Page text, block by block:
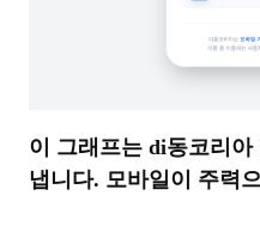
이 그래프는 di동코리
냅니다. 모바일이 주력